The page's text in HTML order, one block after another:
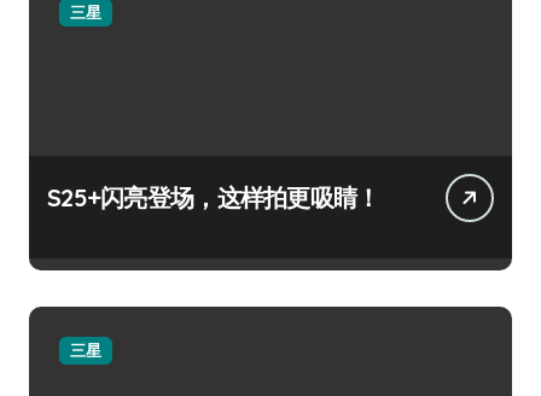
三星
S25+闪亮登场，这样拍更吸睛！
三星